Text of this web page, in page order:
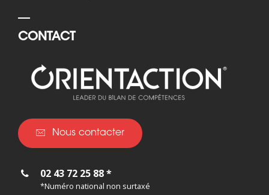
CONTACT
Nous contacter
02 43 72 25 88 *
*Numéro national non surtaxé